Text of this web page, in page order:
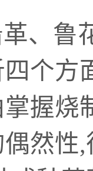
、鲁
个方
握烧
然性